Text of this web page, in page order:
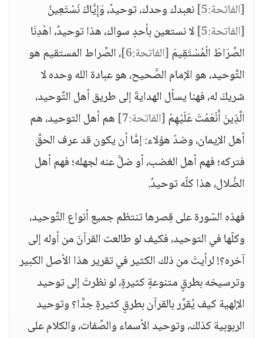
[الفاتحة:5]
نعبدك وحدك، توحيدٌ، وَإِيَّاكَ نَسْتَعِينُ
[الفاتحة:5]
لا نستعين بأحدٍ سواك، هذا توحيدٌ، اهْدِنَا
الصِّرَاطَ الْمُسْتَقِيمَ[الفاتحة:6] ، الصِّراط المستقيم هو
التَّوحيد، هو الإمام الصَّحيح، هو عبادة الله وحده لا
شريكَ له، فهنا يسأل الهدايةَ إلى طريق أهل التَّوحيد،
الَّذِينَ أَنْعَمْتَ عَلَيْهِمْ[الفاتحة:7]
هم أهل التوحيد، هم
أهل الإيمان، وضدّ هؤلاء: إمَّا أن يكون قد عرف الحقَّ
فتركه؛ فهم أهل الغضب، أو ضلَّ عنه لجهله؛ فهم أهل
الضَّلال، هذا كلّه توحيدٌ.
فهذه السّورة على قِصرها تنتظم جميع أنواع التَّوحيد،
وكلّها في التوحيد، فكيف لو طالعت القرآنَ من أوله إلى
آخره؟! لرأيتَ من ذلك الكثير في تقرير هذا الأصل الكبير
وترسيخه بطرقٍ متنوعةٍ كثيرةٍ، لو نظرتَ إلى توحيد
الإلهية كيف يُقرَّر بالقرآن بطرقٍ كثيرةٍ جدًّا؟ وتوحيد
الربوبية كذلك، وتوحيد الأسماء والصِّفات، والكلام على